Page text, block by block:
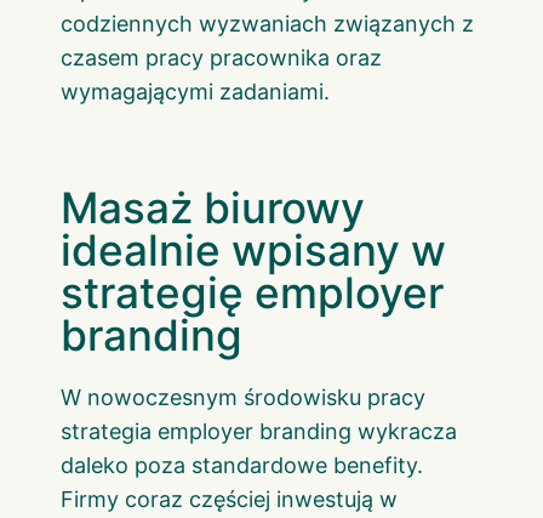
codziennych wyzwaniach związanych z
czasem pracy pracownika oraz
wymagającymi zadaniami.
Masaż biurowy
idealnie wpisany w
strategię employer
branding
W nowoczesnym środowisku pracy
strategia employer branding wykracza
daleko poza standardowe benefity.
Firmy coraz częściej inwestują w